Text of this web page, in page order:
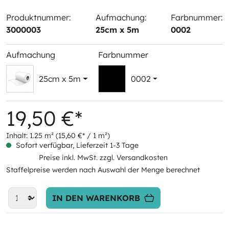
Produktnummer:
3000003
Aufmachung:
25cm x 5m
Farbnummer:
0002
Aufmachung
25cm x 5m
Farbnummer
0002
19,50 €*
Inhalt: 1.25 m² (15,60 €* / 1 m²)
Sofort verfügbar, Lieferzeit 1-3 Tage
Preise inkl. MwSt. zzgl. Versandkosten
Staffelpreise werden nach Auswahl der Menge berechnet
IN DEN WARENKORB